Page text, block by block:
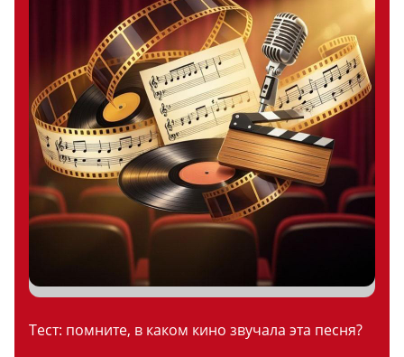
Тест: помните, в каком кино звучала эта песня?